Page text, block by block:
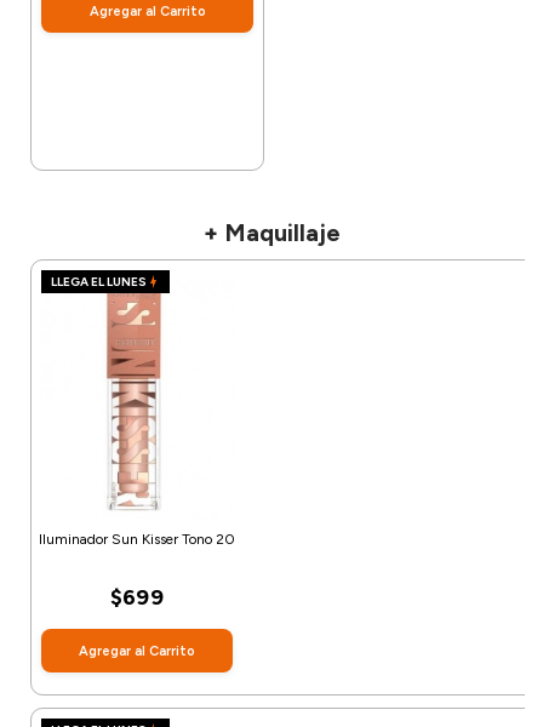
Agregar al Carrito
+ Maquillaje
LLEGA EL LUNES
Iluminador Sun Kisser Tono 20
$699
Agregar al Carrito